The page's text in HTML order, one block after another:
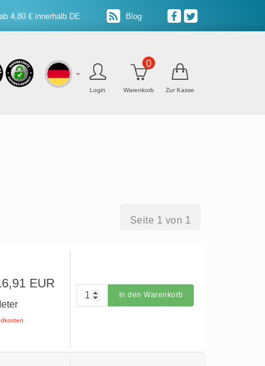
4,80 € innerhalb DE Blog
Login Warenkorb
0
Zur Kasse
Seite 1 von 1
EUR
In den Warenkorb